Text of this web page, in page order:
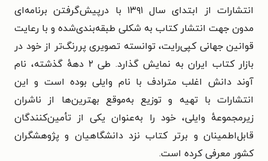
انتشارات از ابتدای سال ۱۳۹۱ با درپیش‌گرفتن برنامه‌ای
مدون جهت انتشار کتاب به شکلی طبقه‌بندی‌شده و با رعایت
قوانین جهانی کپی‌رایت، توانسته تصویری پررنگ‌تر از خود در
بازار کتاب ایران به نمایش گذارد. طی ۲ دههٔ گذشته، نام
آوند دانش اغلب مترادف با نام وایلی بوده است و این
انتشارات با تهیه و توزیع به‌موقع بهترین‌ها از ناشران
زیرمجموعهٔ وایلی، خود را به‌عنوان یکی از تأمین‌کنندگان
قابل‌اطمینان و برتر کتاب نزد دانشگاهیان و پژوهشگران
کشور معرفی کرده است.